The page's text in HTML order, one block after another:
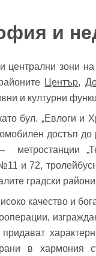
и
централни зони
Център,
и културни
бул. „Евлоги и
достъп
метростанции
и 72,
градски
качество и
в хармония